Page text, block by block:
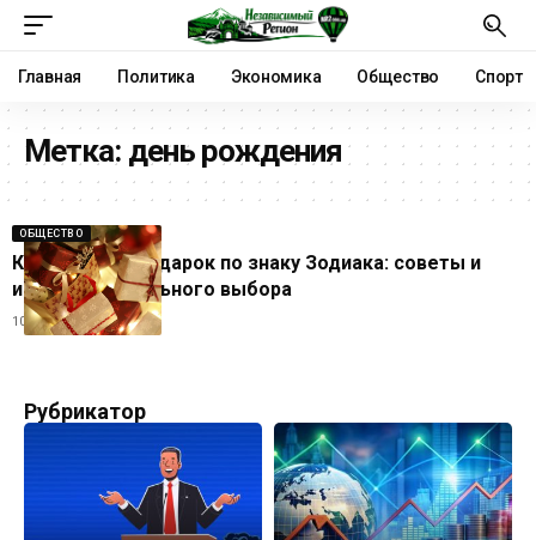
Главная Политика Экономика Общество Спорт
Метка: день рождения
ОБЩЕСТВО
Как выбрать подарок по знаку Зодиака: советы и
идеи для идеального выбора
10.12.2025
Рубрикатор